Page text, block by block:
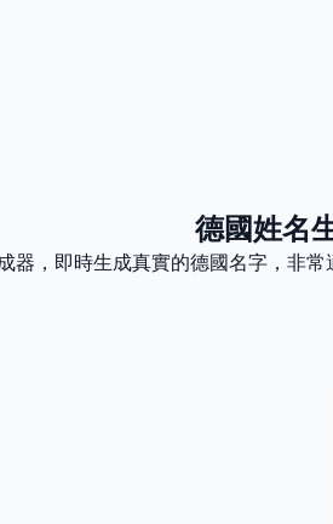
德國姓名
器，即時生成真實的德國名字，非